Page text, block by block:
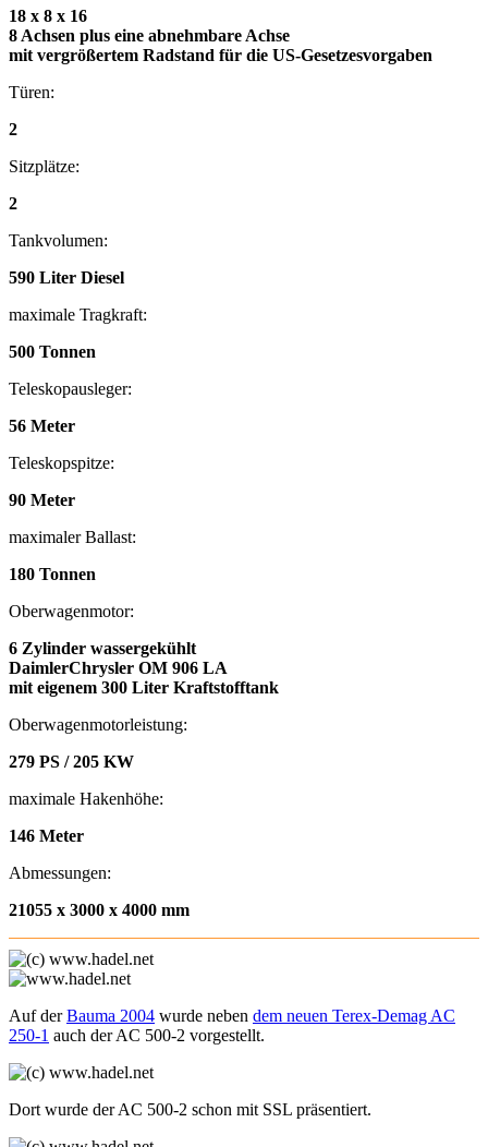
18 x 8 x 16
8 Achsen plus eine abnehmbare Achse
mit vergrößertem Radstand für die US-Gesetzesvorgaben
Türen:
2
Sitzplätze:
2
Tankvolumen:
590 Liter Diesel
maximale Tragkraft:
500 Tonnen
Teleskopausleger:
56 Meter
Teleskopspitze:
90 Meter
maximaler Ballast:
180 Tonnen
Oberwagenmotor:
6 Zylinder wassergekühlt
DaimlerChrysler OM 906 LA
mit eigenem 300 Liter Kraftstofftank
Oberwagenmotorleistung:
279 PS / 205 KW
maximale Hakenhöhe:
146 Meter
Abmessungen:
21055 x 3000 x 4000 mm
Auf derBauma 2004 wurde neben dem neuen Terex-Demag AC
250-1 auch der AC 500-2 vorgestellt.
Dort wurde der AC 500-2 schon mit SSL präsentiert.